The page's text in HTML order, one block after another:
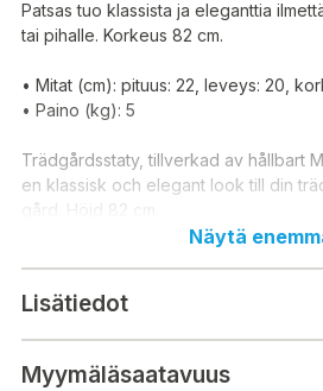
Patsas tuo klassista ja eleganttia
tai pihalle. Korkeus 82 cm.
• Mitat (cm): pituus: 22, leveys: 20,
• Paino (kg): 5
Trädgårdsstaty, tillverkad av hållbart
en klassisk och elegant look till din
gård. Höjd 82 cm.
Näytä
Lisätiedot
Myymäläsaatavuus